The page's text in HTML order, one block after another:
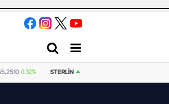
0.32% STERLIN